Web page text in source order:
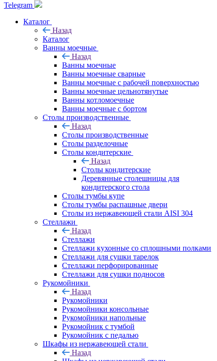
Telegram
Каталог
Назад
Каталог
Ванны моечные
Назад
Ванны моечные
Ванны моечные сварные
Ванны моечные с рабочей поверхностью
Ванны моечные цельнотянутые
Ванны котломоечные
Ванны моечные с бортом
Столы производственные
Назад
Столы производственные
Столы разделочные
Столы кондитерские
Назад
Столы кондитерские
Деревянные столешницы для
кондитерского стола
Столы тумбы купе
Столы тумбы распашные двери
Столы из нержавеющей стали AISI 304
Стеллажи
Назад
Стеллажи
Стеллажи кухонные со сплошными полками
Стеллажи для сушки тарелок
Стеллажи перфорированные
Стеллажи для сушки подносов
Рукомойники
Назад
Рукомойники
Рукомойники консольные
Рукомойники напольные
Рукомойник с тумбой
Рукомойник с педалью
Шкафы из нержавеющей стали
Назад